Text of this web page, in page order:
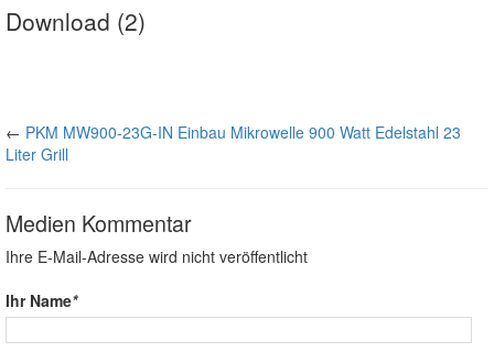
Download (2)
← PKM MW900-23G-IN Einbau Mikrowelle 900 Watt Edelstahl 23
Liter Grill
Medien Kommentar
Ihre E-Mail-Adresse wird nicht veröffentlicht
Ihr Name*